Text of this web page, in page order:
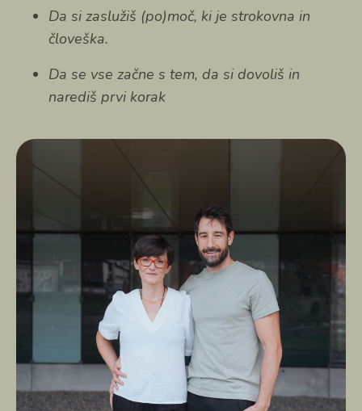
Da si zaslužiš (po)moč, ki je strokovna in
človeška.
Da se vse začne s tem, da si dovoliš in
narediš prvi korak